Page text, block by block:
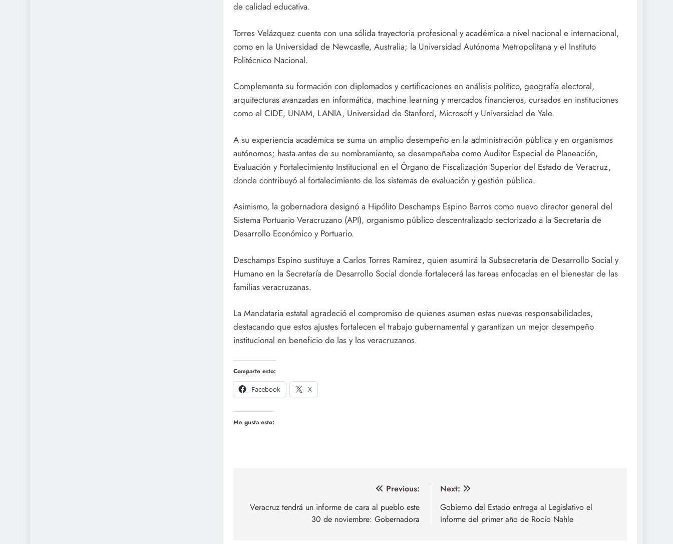
de calidad educativa.
Torres Velázquez cuenta con una sólida trayectoria profesional y académica a nivel nacional e internacional,
como en la Universidad de Newcastle, Australia; la Universidad Autónoma Metropolitana y el Instituto
Politécnico Nacional.
Complementa su formación con diplomados y certificaciones en análisis político, geografía electoral,
arquitecturas avanzadas en informática, machine learning y mercados financieros, cursados en instituciones
como el CIDE, UNAM, LANIA, Universidad de Stanford, Microsoft y Universidad de Yale.
A su experiencia académica se suma un amplio desempeño en la administración pública y en organismos
autónomos; hasta antes de su nombramiento, se desempeñaba como Auditor Especial de Planeación,
Evaluación y Fortalecimiento Institucional en el Órgano de Fiscalización Superior del Estado de Veracruz,
donde contribuyó al fortalecimiento de los sistemas de evaluación y gestión pública.
Asimismo, la gobernadora designó a Hipólito Deschamps Espino Barros como nuevo director general del
Sistema Portuario Veracruzano (API), organismo público descentralizado sectorizado a la Secretaría de
Desarrollo Económico y Portuario.
Deschamps Espino sustituye a Carlos Torres Ramírez, quien asumirá la Subsecretaría de Desarrollo Social y
Humano en la Secretaría de Desarrollo Social donde fortalecerá las tareas enfocadas en el bienestar de las
familias veracruzanas.
La Mandataria estatal agradeció el compromiso de quienes asumen estas nuevas responsabilidades,
destacando que estos ajustes fortalecen el trabajo gubernamental y garantizan un mejor desempeño
institucional en beneficio de las y los veracruzanos.
Comparte esto:
Facebook
X
Me gusta esto:
de
Previous:
Veracruz tendrá un informe de cara al pueblo este
30 de noviembre: Gobernadora
Next:
Gobierno del Estado entrega al Legislativo el
Informe del primer año de Rocío Nahle